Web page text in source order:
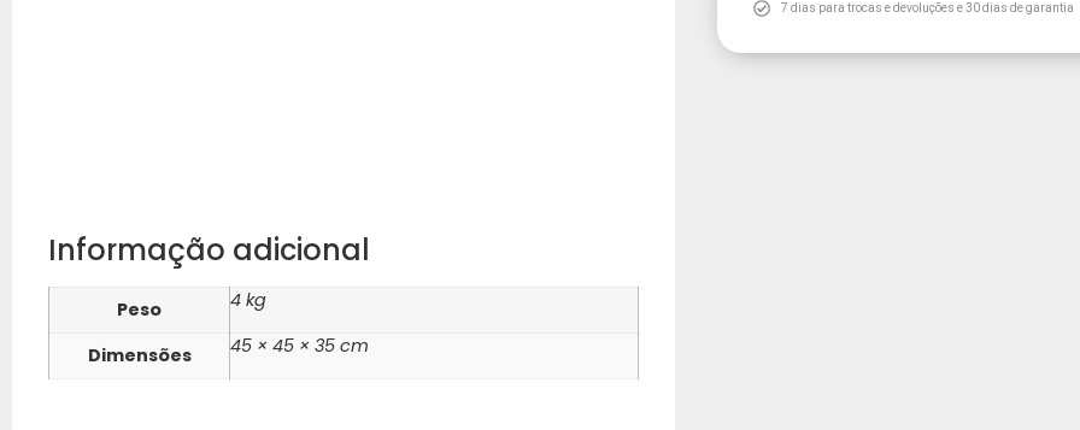
Informação adicional
Peso 4 kg
Dimensões 45 × 45 × 35 cm
7 dias para trocas e devoluções e 30 dias de garantia